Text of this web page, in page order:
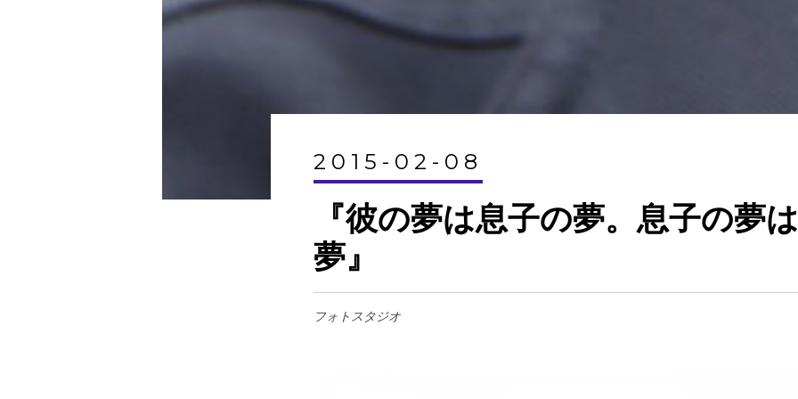
2015-02-08
『彼の夢は息子の夢。息子の夢
夢』
フォトスタジオ